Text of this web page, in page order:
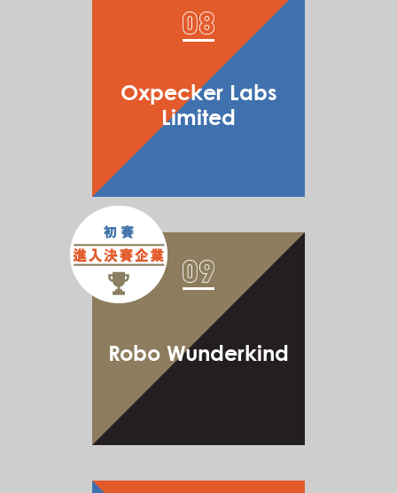
Oxpecker Labs
Limited
Robo Wunderkind